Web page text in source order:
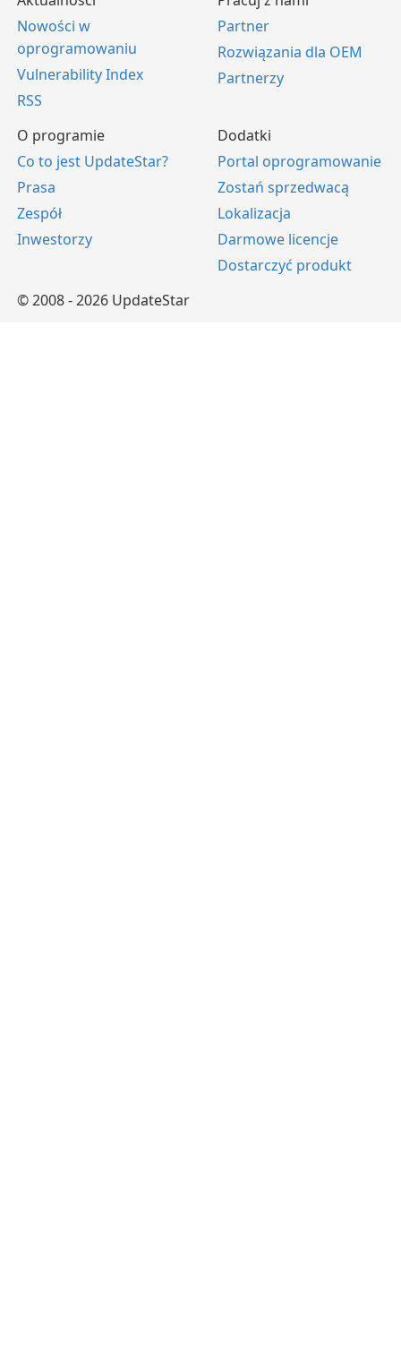
Nowości w
oprogramowaniu
Vulnerability Index
RSS
Partner
Rozwiązania dla OEM
Partnerzy
O programie
Co to jest UpdateStar?
Prasa
Zespół
Inwestorzy
Dodatki
Portal oprogramowanie
Zostań sprzedwacą
Lokalizacja
Darmowe licencje
Dostarczyć produkt
© 2008 - 2026 UpdateStar